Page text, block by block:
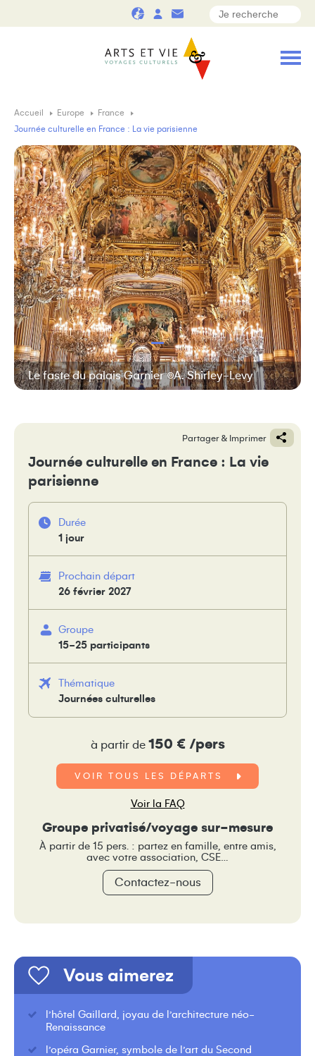
Accueil Europe
France
Journée culturelle en France : La vie parisienne
Le faste du palais Garnier ©A. Shirley-Levy
Partager & Imprimer
Journée culturelle en France : La vie
parisienne
Durée
1 jour
Prochain départ
26 février 2027
Groupe
15-25 participants
Thématique
Journées culturelles
à partir de 150 € /pers
VOIR TOUS LES DÉPARTS
Voir la FAQ
Groupe privatisé/voyage sur-mesure
À partir de 15 pers. : partez en famille, entre amis,
avec votre association, CSE…
Contactez-nous
Vous aimerez
l’hôtel Gaillard, joyau de l’architecture néo-
Renaissance
l’opéra Garnier, symbole de l’art du Second